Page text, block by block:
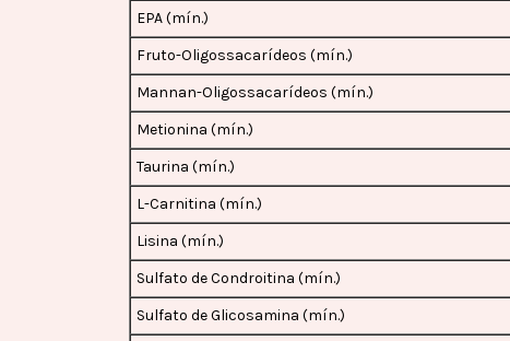
EPA (mín.)
Fruto-Oligossacarídeos (mín.)
Mannan-Oligossacarídeos (mín.)
Metionina (mín.)
Taurina (mín.)
L-Carnitina (mín.)
Lisina (mín.)
Sulfato de Condroitina (mín.)
Sulfato de Glicosamina (mín.)